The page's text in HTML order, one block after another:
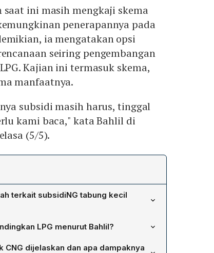
ini masih mengkaji skema
penerapannya pada
ia mengatakan opsi
seiring pengembangan
Kajian ini termasuk skema,
manfaatnya.
subsidi masih harus, tinggal
kami baca," kata Bahlil di
(5/5).
terkait subsidiNG tabung kecil
CNG tabung kecil 3 kg, mencakup
serta kelompok penerima manfaat,
segmen rumah tangga. Semua masih dalam
LPG menurut Bahlil?
terletak pada ketersediaan bahan baku
CNG dijelaskan dan apa dampaknya